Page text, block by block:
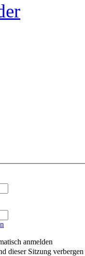
anmelden
dieser Sitzung verbergen